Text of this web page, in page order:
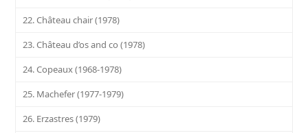
22. Château chair (1978)
23. Château d’os and co (1978)
24. Copeaux (1968-1978)
25. Machefer (1977-1979)
26. Erzastres (1979)